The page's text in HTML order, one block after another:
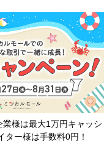
業様は最大1万円キャッシ
ター様は手数料0円！